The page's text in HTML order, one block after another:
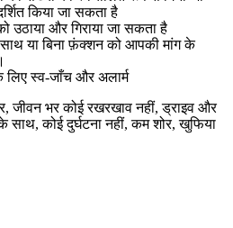
किया जा सकता है
उठाया और गिराया जा सकता है
साथ या बिना फ़ंक्शन को आपकी मांग के
स्व-जाँच और अलार्म
जीवन भर कोई रखरखाव नहीं, ड्राइव और
कोई दुर्घटना नहीं, कम शोर, खुफिया